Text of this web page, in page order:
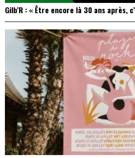
Gilb’R : « Être encore là 30 ans après,